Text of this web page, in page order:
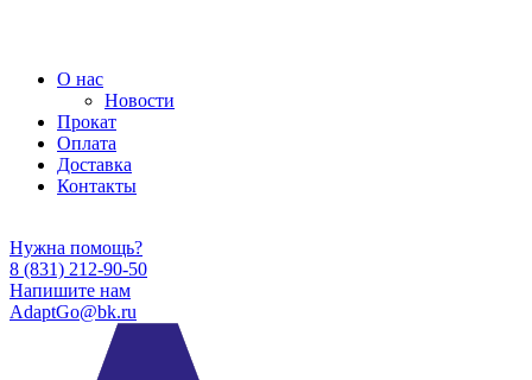
О нас
Новости
Прокат
Оплата
Доставка
Контакты
Нужна помощь?
8 (831) 212-90-50
Напишите нам
AdaptGo@bk.ru